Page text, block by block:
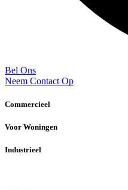
Bel Ons
Neem Contact Op
Commercieel
Voor Woningen
Industrieel